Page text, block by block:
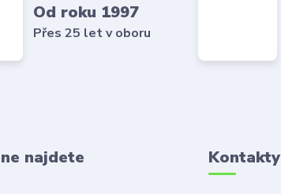
Od roku 1997
Přes 25 let v oboru
najdete Kontakty